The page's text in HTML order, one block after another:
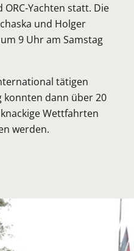
Yachten statt. Die
und Holger
9 Uhr am Samstag
tätigen
konnten dann über 20
Wettfahrten
werden.